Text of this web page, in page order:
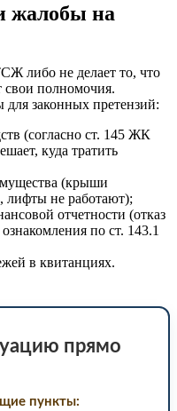
жалобы на
либо не делает то, что
свои полномочия.
законных претензий:
(согласно ст. 145 ЖК
куда тратить
(крыши
лифты не работают);
отчетности (отказ
по ст. 143.1
в квитанциях.
прямо
пункты: